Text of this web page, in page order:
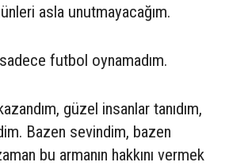
asla unutmayacağım.
futbol oynamadım.
güzel insanlar tanıdım,
Bazen sevindim, bazen
bu armanın hakkını vermek